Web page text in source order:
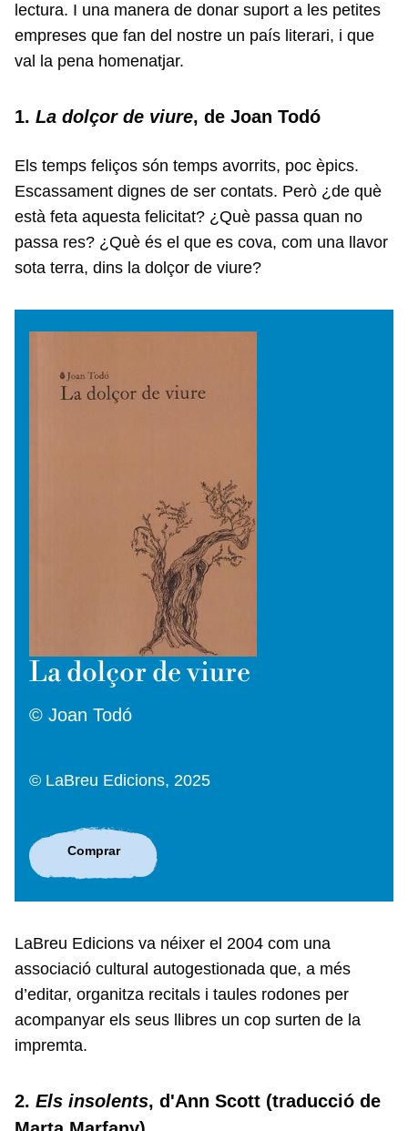
lectura. I una manera de donar suport a les petites
empreses que fan del nostre un país literari, i que
val la pena homenatjar.
1. La dolçor de viure, de Joan Todó
Els temps feliços són temps avorrits, poc èpics.
Escassament dignes de ser contats. Però ¿de què
està feta aquesta felicitat? ¿Què passa quan no
passa res? ¿Què és el que es cova, com una llavor
sota terra, dins la dolçor de viure?
La dolçor de viure
© Joan Todó
© LaBreu Edicions, 2025
Comprar
LaBreu Edicions va néixer el 2004 com una
associació cultural autogestionada que, a més
d’editar, organitza recitals i taules rodones per
acompanyar els seus llibres un cop surten de la
impremta.
2. Els insolents, d'Ann Scott (traducció de